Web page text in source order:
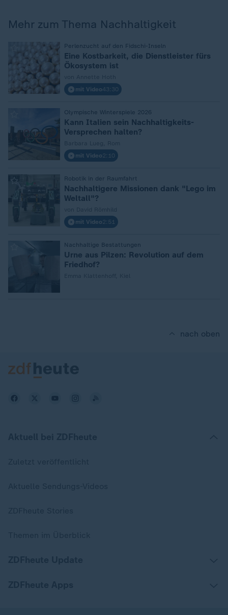
Mehr zum Thema Nachhaltigkeit
Perlenzucht auf den Fidschi-Inseln
Eine Kostbarkeit, die Dienstleister fürs
Ökosystem ist
mit Video43:30
Olympische Winterspiele 2026
Kann Italien sein Nachhaltigkeits-
Versprechen halten?
mit Video2:10
Robotik in der Raumfahrt
Nachhaltigere Missionen dank "Lego im
Weltall"?
mit Video2:51
Nachhaltige Bestattungen
Urne aus Pilzen: Revolution auf dem
Friedhof?
nach oben